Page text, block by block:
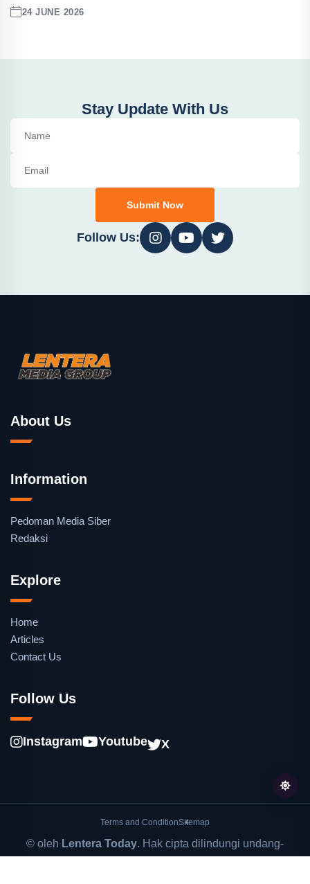
24 JUNE 2026
Stay Update With Us
Submit Now
Follow Us:
About Us
Information
Pedoman Media Siber
Redaksi
Explore
Home
Articles
Contact Us
Follow Us
Instagram Youtube X
Terms and ConditionSitemap
© oleh Lentera Today. Hak cipta dilindungi undang-